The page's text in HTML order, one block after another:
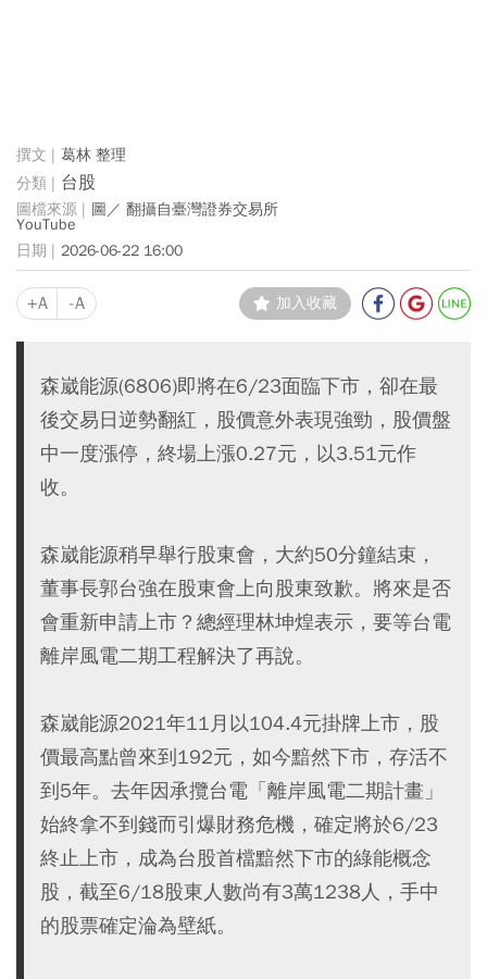
葛林 整理
台股
圖／ 翻攝自臺灣證券交易所
YouTube
2026-06-22 16:00
+A -A 加入收藏
森崴能源(6806)即將在6/23面臨下市，卻在最
後交易日逆勢翻紅，股價意外表現強勁，股價盤
中一度漲停，終場上漲0.27元，以3.51元作
收。
森崴能源稍早舉行股東會，大約50分鐘結束，
董事長郭台強在股東會上向股東致歉。將來是否
會重新申請上市？總經理林坤煌表示，要等台電
離岸風電二期工程解決了再說。
森崴能源2021年11月以104.4元掛牌上市，股
價最高點曾來到192元，如今黯然下市，存活不
到5年。去年因承攬台電「離岸風電二期計畫」
始終拿不到錢而引爆財務危機，確定將於6/23
終止上市，成為台股首檔黯然下市的綠能概念
股，截至6/18股東人數尚有3萬1238人，手中
的股票確定淪為壁紙。